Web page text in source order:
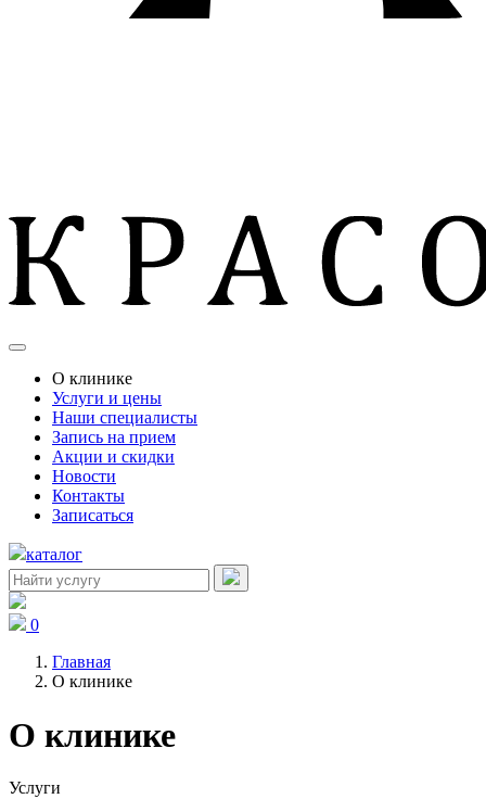
О клинике
Услуги и цены
Наши специалисты
Запись на прием
Акции и скидки
Новости
Контакты
Записаться
каталог
0
Главная
О клинике
О клинике
Услуги